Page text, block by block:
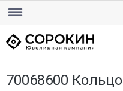
70068600 Кольцо